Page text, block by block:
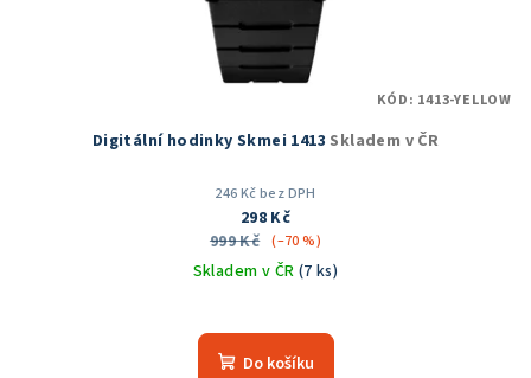
Digitální hodinky Skmei 1413 Skladem v ČR
246 Kč bez DPH
298 Kč
999 Kč (–70 %)
Skladem v ČR (7 ks)
hodnocení
produktu
Do košíku
KÓD: 1413-YELLOW